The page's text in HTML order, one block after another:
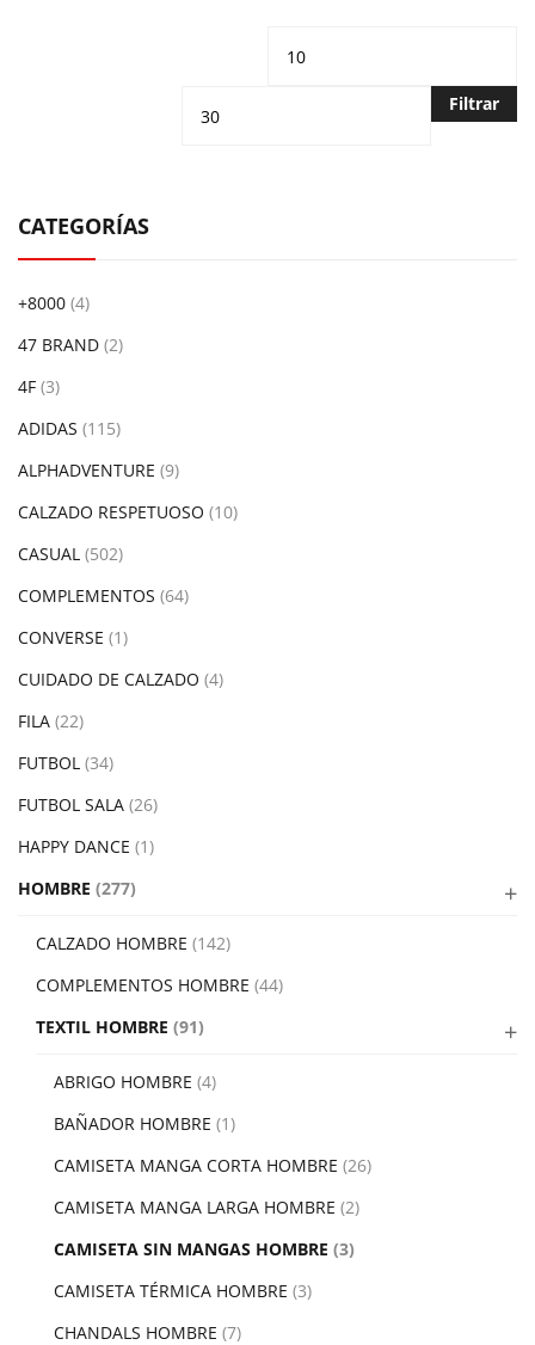
Precio
Filtrar
CATEGORÍAS
+8000 (4)
47 BRAND (2)
4F (3)
ADIDAS (115)
ALPHADVENTURE (9)
CALZADO RESPETUOSO (10)
CASUAL (502)
COMPLEMENTOS (64)
CONVERSE (1)
CUIDADO DE CALZADO (4)
FILA (22)
FUTBOL (34)
FUTBOL SALA (26)
HAPPY DANCE (1)
HOMBRE (277)
CALZADO HOMBRE (142)
COMPLEMENTOS HOMBRE (44)
TEXTIL HOMBRE (91)
ABRIGO HOMBRE (4)
BAÑADOR HOMBRE (1)
CAMISETA MANGA CORTA HOMBRE (26)
CAMISETA MANGA LARGA HOMBRE (2)
CAMISETA SIN MANGAS HOMBRE (3)
CAMISETA TÉRMICA HOMBRE (3)
CHANDALS HOMBRE (7)